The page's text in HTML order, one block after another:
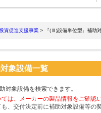
資促進支援事業 > 『(Ⅲ)設備単位型』補助
象設備一覧
対象設備を検索できます。
は、メーカーの製品情報をご確認
、交付決定前に補助対象設備等の